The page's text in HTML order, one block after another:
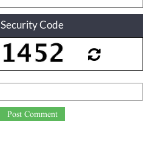
Security Code
Post Comment